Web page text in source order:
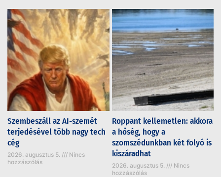
Szembeszáll az AI-szemét
terjedésével több nagy tech
cég
2026. augusztus 5.
Nincs
hozzászólás
Roppant kellemetlen: akkora
a hőség, hogy a
szomszédunkban két folyó is
kiszáradhat
2026. augusztus 5.
Nincs
hozzászólás